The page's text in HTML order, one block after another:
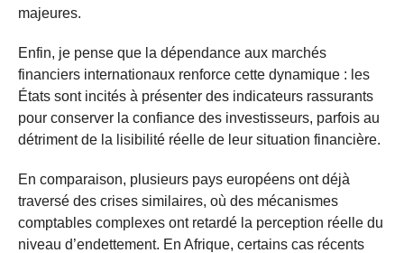
majeures.
Enfin, je pense que la dépendance aux marchés
financiers internationaux renforce cette dynamique : les
États sont incités à présenter des indicateurs rassurants
pour conserver la confiance des investisseurs, parfois au
détriment de la lisibilité réelle de leur situation financière.
En comparaison, plusieurs pays européens ont déjà
traversé des crises similaires, où des mécanismes
comptables complexes ont retardé la perception réelle du
niveau d’endettement. En Afrique, certains cas récents